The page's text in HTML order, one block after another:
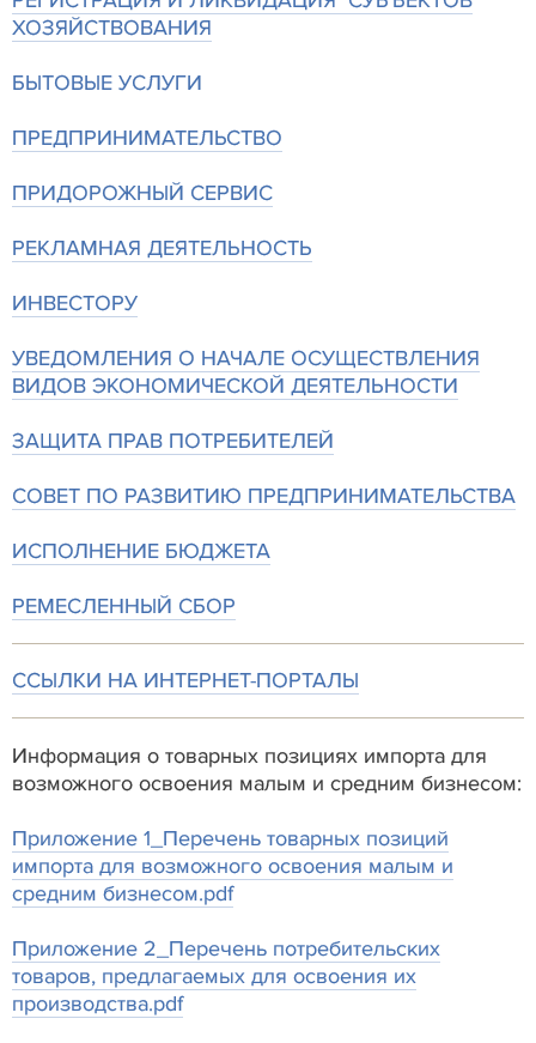
ХОЗЯЙСТВОВАНИЯ
БЫТОВЫЕ УСЛУГИ
ПРЕДПРИНИМАТЕЛЬСТВО
ПРИДОРОЖНЫЙ СЕРВИС
РЕКЛАМНАЯ ДЕЯТЕЛЬНОСТЬ
ИНВЕСТОРУ
УВЕДОМЛЕНИЯ О НАЧАЛЕ ОСУЩЕСТВЛЕНИЯ
ВИДОВ ЭКОНОМИЧЕСКОЙ ДЕЯТЕЛЬНОСТИ
ЗАЩИТА ПРАВ ПОТРЕБИТЕЛЕЙ
СОВЕТ ПО РАЗВИТИЮ ПРЕДПРИНИМАТЕЛЬСТВА
ИСПОЛНЕНИЕ БЮДЖЕТА
РЕМЕСЛЕННЫЙ СБОР
ССЫЛКИ НА ИНТЕРНЕТ-ПОРТАЛЫ
Информация о товарных позициях импорта для
возможного освоения малым и средним бизнесом:
Приложение 1_Перечень товарных позиций
импорта для возможного освоения малым и
средним бизнесом.pdf
Приложение 2_Перечень потребительских
товаров, предлагаемых для освоения их
производства.pdf